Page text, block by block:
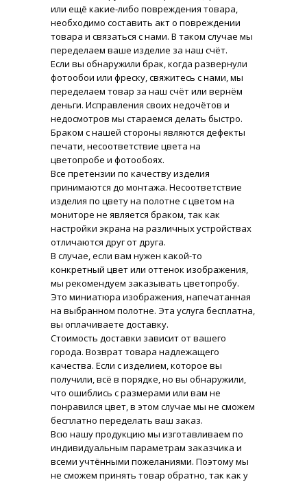
или ещё какие-либо повреждения товара,
необходимо составить акт о повреждении
товара и связаться с нами. В таком случае мы
переделаем ваше изделие за наш счёт.
Если вы обнаружили брак, когда развернули
фотообои или фреску, свяжитесь с нами, мы
переделаем товар за наш счёт или вернём
деньги. Исправления своих недочётов и
недосмотров мы стараемся делать быстро.
Браком с нашей стороны являются дефекты
печати, несоответствие цвета на
цветопробе и фотообоях.
Все претензии по качеству изделия
принимаются до монтажа. Несоответствие
изделия по цвету на полотне с цветом на
мониторе не является браком, так как
настройки экрана на различных устройствах
отличаются друг от друга.
В случае, если вам нужен какой-то
конкретный цвет или оттенок изображения,
мы рекомендуем заказывать цветопробу.
Это миниатюра изображения, напечатанная
на выбранном полотне. Эта услуга бесплатна,
вы оплачиваете доставку.
Стоимость доставки зависит от вашего
города. Возврат товара надлежащего
качества. Если с изделием, которое вы
получили, всё в порядке, но вы обнаружили,
что ошиблись с размерами или вам не
понравился цвет, в этом случае мы не сможем
бесплатно переделать ваш заказ.
Всю нашу продукцию мы изготавливаем по
индивидуальным параметрам заказчика и
всеми учтёнными пожеланиями. Поэтому мы
не сможем принять товар обратно, так как у